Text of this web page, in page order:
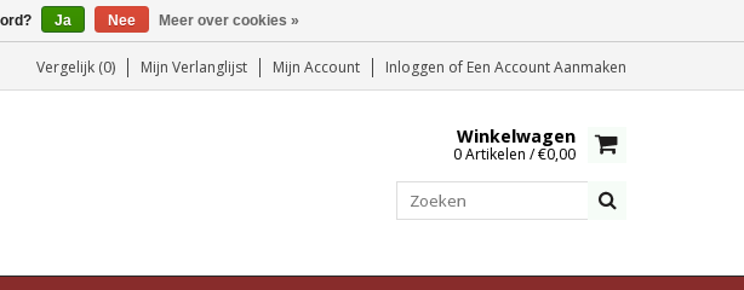
Vergelijk (0) Mijn Verlanglijst Mijn Account Inloggen of Een Account Aanmaken
Winkelwagen
0 Artikelen / €0,00
Ja Nee Meer over cookies »